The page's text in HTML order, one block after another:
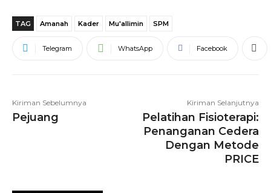
TAG Amanah Kader Mu'allimin SPM
Telegram WhatsApp Facebook
Kiriman Sebelumnya
Pejuang
Kiriman Selanjutnya
Pelatihan Fisioterapi:
Penanganan Cedera
Dengan Metode
PRICE